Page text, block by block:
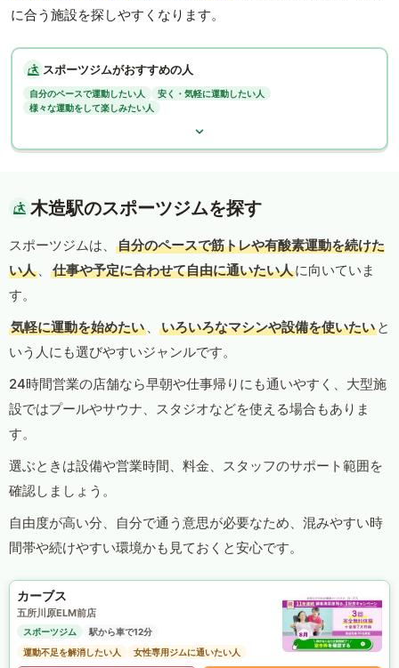
に合う施設を探しやすくなります。
スポーツジムがおすすめの人
自分のペースで運動したい人
安く・気軽に運動したい人
様々な運動をして楽しみたい人
木造駅のスポーツジムを探す
スポーツジムは、
自分のペースで筋トレや有酸素運動を続けた
い人 、 仕事や予定に合わせて自由に通いたい人に向いていま
す。
気軽に運動を始めたい 、 いろいろなマシンや設備を使いたい と
いう人にも選びやすいジャンルです。
24時間営業の店舗なら早朝や仕事帰りにも通いやすく、大型施
設ではプールやサウナ、スタジオなどを使える場合もありま
す。
選ぶときは設備や営業時間、料金、スタッフのサポート範囲を
確認しましょう。
自由度が高い分、自分で通う意思が必要なため、混みやすい時
間帯や続けやすい環境かも見ておくと安心です。
カーブス
五所川原ELM前店
スポーツジム
駅から車で12分
運動不足を解消したい人
女性専用ジムに通いたい人